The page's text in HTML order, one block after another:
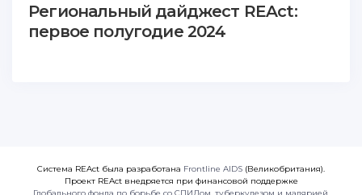
Региональный дайджест REAct:
первое полугодие 2024
Система REAct была разработана Frontline AIDS (Великобритания).
Проект REAct внедряется при финансовой поддержке